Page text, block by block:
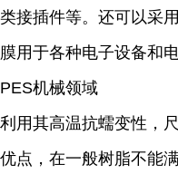
类接插件等。还可以采
膜用于各种电子设备和电
PES机械领域
利用其高温抗蠕变性，
优点，在一般树脂不能